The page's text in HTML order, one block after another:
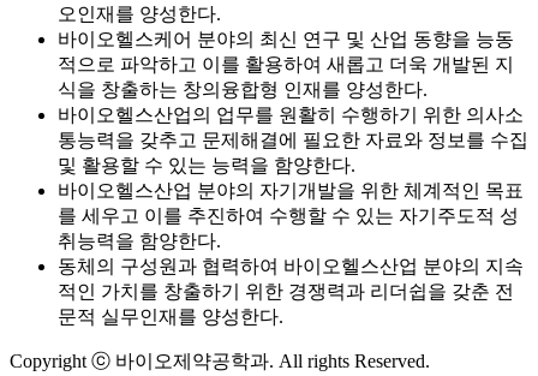
오인재를 양성한다.
바이오헬스케어 분야의 최신 연구 및 산업 동향을 능동
적으로 파악하고 이를 활용하여 새롭고 더욱 개발된 지
식을 창출하는 창의융합형 인재를 양성한다.
바이오헬스산업의 업무를 원활히 수행하기 위한 의사소
통능력을 갖추고 문제해결에 필요한 자료와 정보를 수집
및 활용할 수 있는 능력을 함양한다.
바이오헬스산업 분야의 자기개발을 위한 체계적인 목표
를 세우고 이를 추진하여 수행할 수 있는 자기주도적 성
취능력을 함양한다.
동체의 구성원과 협력하여 바이오헬스산업 분야의 지속
적인 가치를 창출하기 위한 경쟁력과 리더쉽을 갖춘 전
문적 실무인재를 양성한다.
Copyright ⓒ 바이오제약공학과. All rights Reserved.